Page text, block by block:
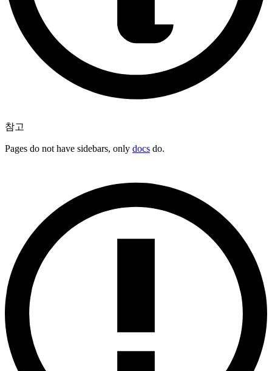
참고
Pages do not have sidebars, only docs do.